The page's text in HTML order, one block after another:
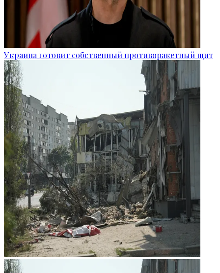
Украина готовит собственный противоракетный щит